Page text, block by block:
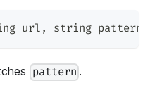
url , string pattern
pattern .